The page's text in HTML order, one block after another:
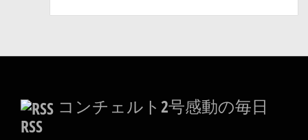
コンチェルト2号感動の毎日
RSS